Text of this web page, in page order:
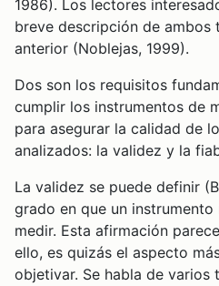
1986). Los lectores
breve descripción de ambos
anterior (Noblejas, 1999).
Dos son los requisitos
cumplir los instrumentos de
para asegurar la calidad de
analizados: la validez y la
La validez se puede definir
grado en que un
medir. Esta afirmación
ello, es quizás el aspecto
objetivar. Se habla de varios